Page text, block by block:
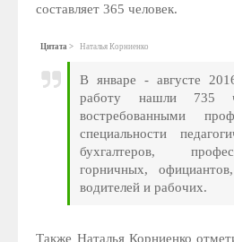
составляет 365 человек.
Цитата Наталья Корниенко
В январе - августе
работу нашли 735
востребованными
специальности
бухгалтеров,
горничных,
водителей и рабочих.
Также Наталья Корниенко